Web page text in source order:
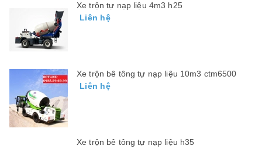
Xe trộn tự nạp liệu 4m3 h25
Liên hệ
Xe trộn bê tông tự nạp liệu 10m3 ctm6500
Liên hệ
Xe trộn bê tông tự nạp liệu h35